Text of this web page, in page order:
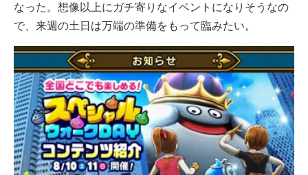
なった。想像以上にガチ寄りなイベントになりそうなの
で、来週の土日は万端の準備をもって臨みたい。